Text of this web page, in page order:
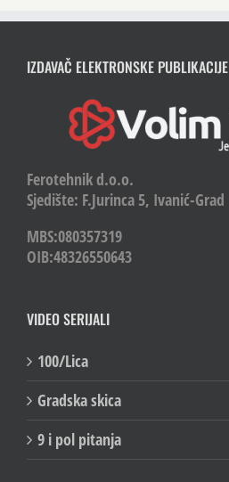
IZDAVAČ ELEKTRONSKE PUBLIKACIJE
Ferotehnik d.o.o.
Sjedište: F.Jurinca 5, Ivanić-Grad
MBS:080357319
OIB:48326550643
VIDEO SERIJALI
100/Lica
Gradska skica
9 i pol pitanja